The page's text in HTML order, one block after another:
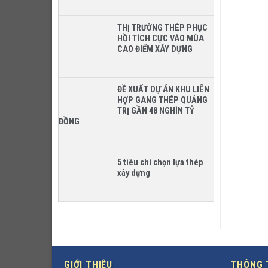
THỊ TRƯỜNG THÉP PHỤC
HỒI TÍCH CỰC VÀO MÙA
CAO ĐIỂM XÂY DỰNG
ĐỀ XUẤT DỰ ÁN KHU LIÊN
HỢP GANG THÉP QUẢNG
TRỊ GẦN 48 NGHÌN TỶ
ĐỒNG
5 tiêu chí chọn lựa thép
xây dựng
GIỚI THIỆU THÔNG